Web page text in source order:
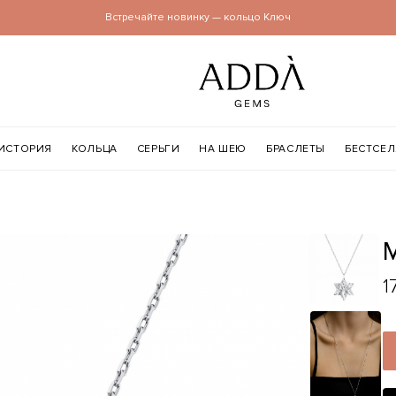
Встречайте новинку — кольцо Ключ
КОЛЬЦА СЕРЬГИ НА ШЕЮ БРАСЛЕТЫ